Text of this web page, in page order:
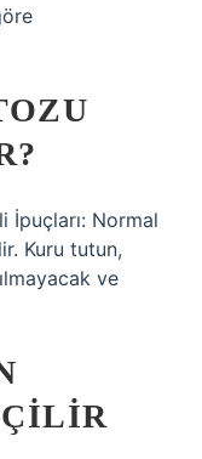
İpuçları: Normal
Kuru tutun,
ve